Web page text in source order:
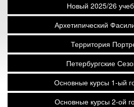
Новый 2025/26
Архетипический
Территория
Петербургские
Основные курсы 1-ый
Основные курсы 2-ой